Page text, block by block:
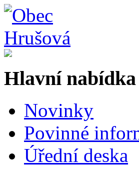
Hlavní nabídka
Novinky
Povinné
Úřední deska